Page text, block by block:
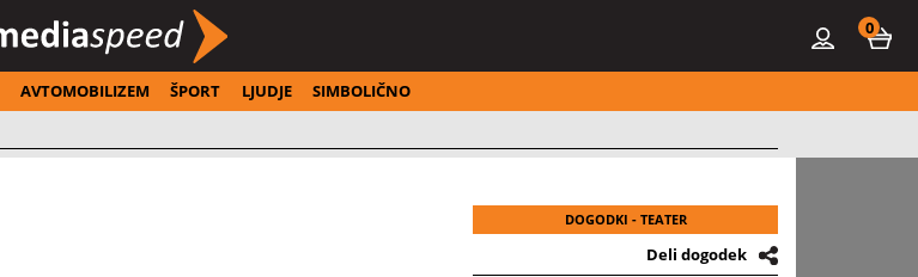
0
AVTOMOBILIZEM ŠPORT LJUDJE SIMBOLIČNO
DOGODKI - TEATER
Deli dogodek